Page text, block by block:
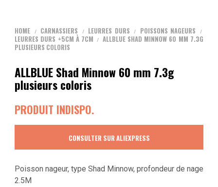
HOME / CARNASSIERS / LEURRES DURS / POISSONS NAGEURS /
LEURRES DURS +5CM À 7CM / ALLBLUE SHAD MINNOW 60 MM 7.3G
PLUSIEURS COLORIS
ALLBLUE Shad Minnow 60 mm 7.3g
plusieurs coloris
PRODUIT INDISPO.
CONSULTER SUR ALIEXPRESS
Poisson nageur, type Shad Minnow, profondeur de nage
2.5M